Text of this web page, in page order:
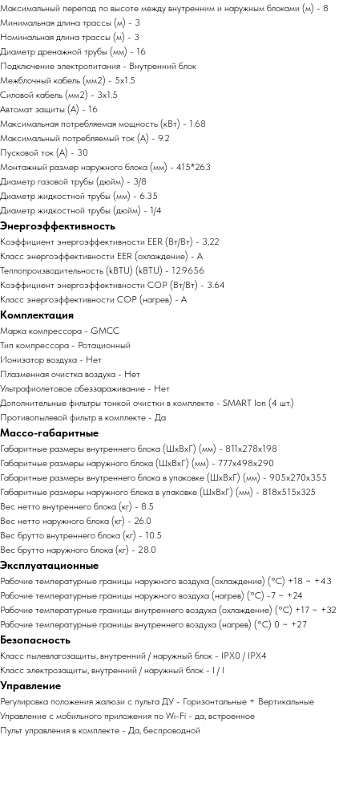
Максимальный перепад по высоте между внутренним и наружным блоками (м) - 8
Минимальная длина трассы (м) - 3
Номинальная длина трассы (м) - 3
Диаметр дренажной трубы (мм) - 16
Подключение электропитания - Внутренний блок
Межблочный кабель (мм2) - 5x1.5
Силовой кабель (мм2) - 3x1.5
Автомат защиты (А) - 16
Максимальная потребляемая мощность (кВт) - 1.68
Максимальный потребляемый ток (А) - 9.2
Пусковой ток (А) - 30
Монтажный размер наружного блока (мм) - 415*263
Диаметр газовой трубы (дюйм) - 3/8
Диаметр жидкостной трубы (мм) - 6.35
Диаметр жидкостной трубы (дюйм) - 1/4
Энергоэффективность
Коэффициент энергоэффективности EER (Вт/Вт) - 3,22
Класс энергоэффективности EER (охлаждение) - A
Теплопроизводительность (kBTU) (kBTU) - 12.9656
Коэффициент энергоэффективности COP (Вт/Вт) - 3.64
Класс энергоэффективности COP (нагрев) - A
Комплектация
Марка компрессора - GMCC
Тип компрессора - Ротационный
Ионизатор воздуха - Нет
Плазменная очистка воздуха - Нет
Ультрафиолетовое обеззараживание - Нет
Дополнительные фильтры тонкой очистки в комплекте - SMART Ion (4 шт.)
Противопылевой фильтр в комплекте - Да
Массо-габаритные
Габаритные размеры внутреннего блока (ШxВxГ) (мм) - 811x278x198
Габаритные размеры наружного блока (ШxВxГ) (мм) - 777x498x290
Габаритные размеры внутреннего блока в упаковке (ШxВxГ) (мм) - 905x270x355
Габаритные размеры наружного блока в упаковке (ШxВxГ) (мм) - 818x515x325
Вес нетто внутреннего блока (кг) - 8.5
Вес нетто наружного блока (кг) - 26.0
Вес брутто внутреннего блока (кг) - 10.5
Вес брутто наружного блока (кг) - 28.0
Эксплуатационные
Рабочие температурные границы наружного воздуха (охлаждение) (°C) +18 ~ +43
Рабочие температурные границы наружного воздуха (нагрев) (°C) -7 ~ +24
Рабочие температурные границы внутреннего воздуха (охлаждение) (°C) +17 ~ +32
Рабочие температурные границы внутреннего воздуха (нагрев) (°C) 0 ~ +27
Безопасность
Класс пылевлагозащиты, внутренний / наружный блок - IPX0 / IPX4
Класс электрозащиты, внутренний / наружный блок - I / I
Управление
Регулировка положения жалюзи с пульта ДУ - Горизонтальные + Вертикальные
Управление c мобильного приложения по Wi-Fi - да, встроенное
Пульт управления в комплекте - Да, беспроводной